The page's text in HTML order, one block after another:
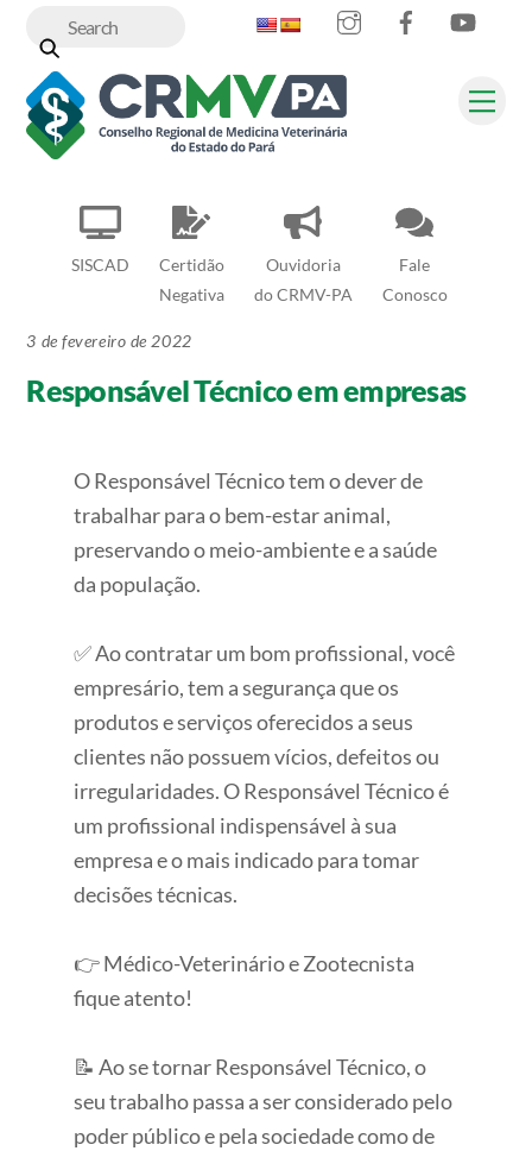
content
SISCAD
Certidão
Negativa
Ouvidoria
do CRMV-PA
Fale
Conosco
InstagramFacebook
3 de fevereiro de 2022
Responsável Técnico em empresas
O Responsável Técnico tem o dever de
trabalhar para o bem-estar animal,
preservando o meio-ambiente e a saúde
da população.
✅ Ao contratar um bom profissional, você
empresário, tem a segurança que os
produtos e serviços oferecidos a seus
clientes não possuem vícios, defeitos ou
irregularidades. O Responsável Técnico é
um profissional indispensável à sua
empresa e o mais indicado para tomar
decisões técnicas.
👉 Médico-Veterinário e Zootecnista
fique atento!
📝 Ao se tornar Responsável Técnico, o
seu trabalho passa a ser considerado pelo
poder público e pela sociedade como de